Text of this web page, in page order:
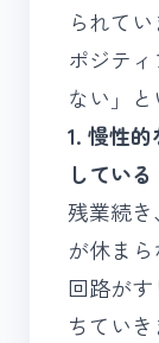
られて
ポジテ
ない」と
1. 慢性
している
残業続
が休ま
回路が
ちていき